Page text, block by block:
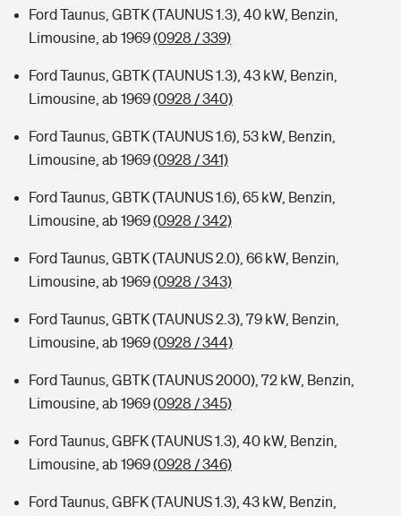
Wer versichert was: Jetzt Versicherer finden
Sie haben Fragen?
Musikinstrumentenversicherung
Zur Übersicht
Tools
Kinderunfall-Check: Mehr Sicherheit für deine Kids
Sie haben Fragen?
Ford Taunus, GBTK (TAUNUS 1.3), 40 kW, Benzin,
Limousine, ab 1969(0928 / 339)
Ford Taunus, GBTK (TAUNUS 1.3), 43 kW, Benzin,
Limousine, ab 1969(0928 / 340)
Ford Taunus, GBTK (TAUNUS 1.6), 53 kW, Benzin,
Limousine, ab 1969(0928 / 341)
Ford Taunus, GBTK (TAUNUS 1.6), 65 kW, Benzin,
Limousine, ab 1969(0928 / 342)
Ford Taunus, GBTK (TAUNUS 2.0), 66 kW, Benzin,
Limousine, ab 1969(0928 / 343)
Ford Taunus, GBTK (TAUNUS 2.3), 79 kW, Benzin,
Limousine, ab 1969(0928 / 344)
Ford Taunus, GBTK (TAUNUS 2000), 72 kW, Benzin,
Limousine, ab 1969(0928 / 345)
Ford Taunus, GBFK (TAUNUS 1.3), 40 kW, Benzin,
Limousine, ab 1969(0928 / 346)
Ford Taunus, GBFK (TAUNUS 1.3), 43 kW, Benzin,